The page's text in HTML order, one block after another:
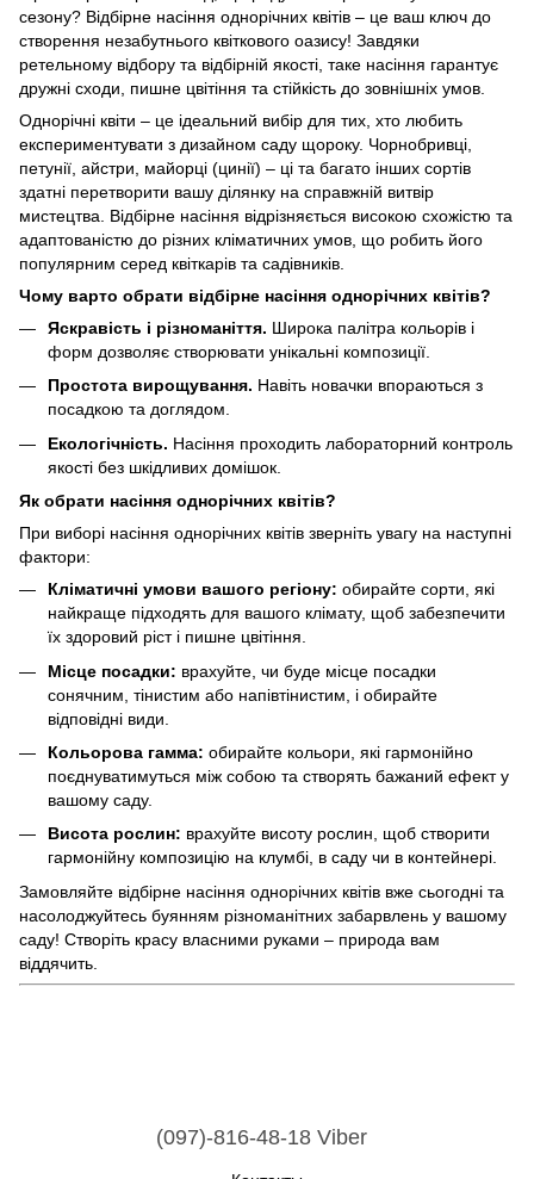
сезону? Відбірне насіння однорічних квітів – це ваш ключ до
створення незабутнього квіткового оазису! Завдяки
ретельному відбору та відбірній якості, таке насіння гарантує
дружні сходи, пишне цвітіння та стійкість до зовнішніх умов.
Однорічні квіти – це ідеальний вибір для тих, хто любить
експериментувати з дизайном саду щороку. Чорнобривці
петунії айстри майорці (цинії) – ці та багато інших сортів
здатні перетворити вашу ділянку на справжній витвір
мистецтва. Відбірне насіння відрізняється високою схожістю та
адаптованістю до різних кліматичних умов, що робить його
популярним серед квіткарів та садівників.
Чому варто обрати відбірне насіння однорічних квітів?
Яскравість і різноманіття. Широка палітра кольорів і
форм дозволяє створювати унікальні композиції.
Простота вирощування. Навіть новачки впораються з
посадкою та доглядом.
Екологічність. Насіння проходить лабораторний контроль
якості без шкідливих домішок.
Як обрати насіння однорічних квітів?
При виборі насіння однорічних квітів зверніть увагу на наступні
фактори:
Кліматичні умови вашого регіону: обирайте сорти, які
найкраще підходять для вашого клімату, щоб забезпечити
їх здоровий ріст і пишне цвітіння.
Місце посадки: врахуйте, чи буде місце посадки
сонячним, тінистим або напівтінистим, і обирайте
відповідні види.
Кольорова гамма: обирайте кольори, які гармонійно
поєднуватимуться між собою та створять бажаний ефект у
вашому саду.
Висота рослин: врахуйте висоту рослин, щоб створити
гармонійну композицію на клумбі, в саду чи в контейнері.
Замовляйте відбірне насіння однорічних квітів вже сьогодні та
насолоджуйтесь буянням різноманітних забарвлень у вашому
саду! Створіть красу власними руками – природа вам
віддячить.
(097)-816-48-18 Viber